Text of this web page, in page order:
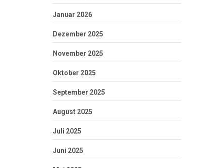
Januar 2026
Dezember 2025
November 2025
Oktober 2025
September 2025
August 2025
Juli 2025
Juni 2025